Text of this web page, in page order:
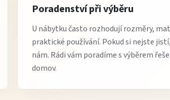
Poradenství při výběru
U nábytku často rozhodují rozměry,
praktické používání. Pokud si nejste
nám. Rádi vám poradíme s výběrem
domov.